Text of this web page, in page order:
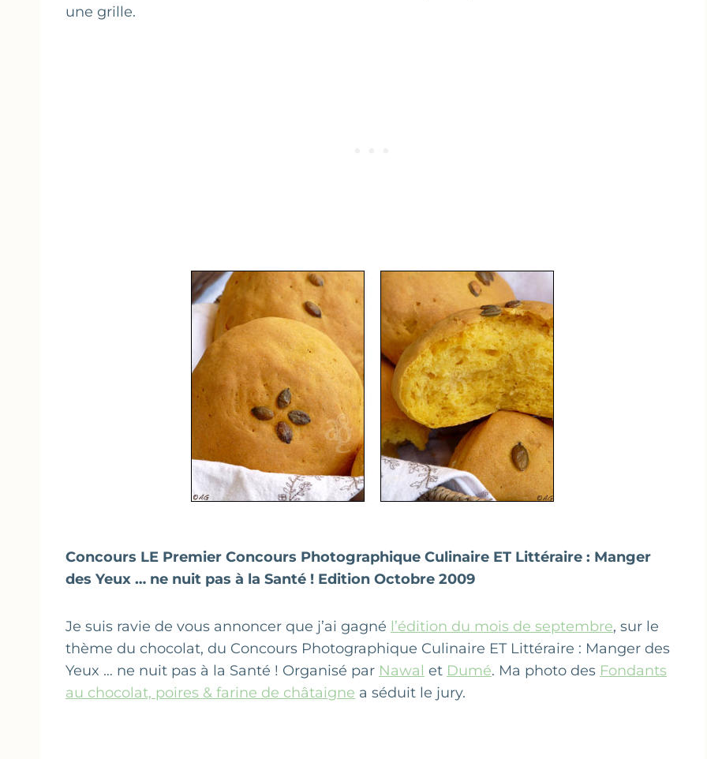
une grille.
Concours LE Premier Concours Photographique Culinaire ET Littéraire : Manger
des Yeux … ne nuit pas à la Santé ! Edition Octobre 2009
Je suis ravie de vous annoncer que j’ai gagné l’édition du mois de septembre, sur le
thème du chocolat, du Concours Photographique Culinaire ET Littéraire : Manger des
Yeux … ne nuit pas à la Santé ! Organisé par Nawal et Dumé. Ma photo des Fondants
au chocolat, poires & farine de châtaigne a séduit le jury.